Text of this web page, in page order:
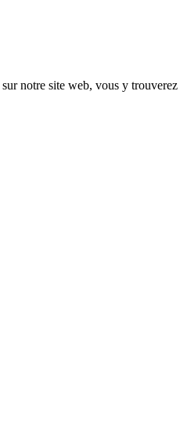
sur notre site web, vous y